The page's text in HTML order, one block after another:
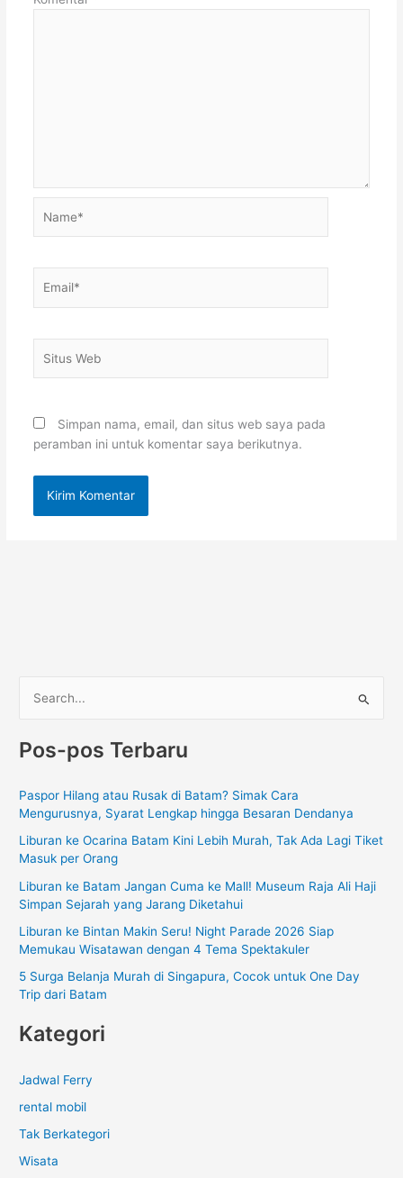
Web
Simpan nama, email, dan situs web saya pada
peramban ini untuk komentar saya berikutnya.
r
u
t
Pos-pos Terbaru
Paspor Hilang atau Rusak di Batam? Simak Cara
Mengurusnya, Syarat Lengkap hingga Besaran Dendanya
Liburan ke Ocarina Batam Kini Lebih Murah, Tak Ada Lagi Tiket
Masuk per Orang
Liburan ke Batam Jangan Cuma ke Mall! Museum Raja Ali Haji
Simpan Sejarah yang Jarang Diketahui
Liburan ke Bintan Makin Seru! Night Parade 2026 Siap
Memukau Wisatawan dengan 4 Tema Spektakuler
5 Surga Belanja Murah di Singapura, Cocok untuk One Day
Trip dari Batam
Kategori
Jadwal Ferry
rental mobil
Tak Berkategori
Wisata